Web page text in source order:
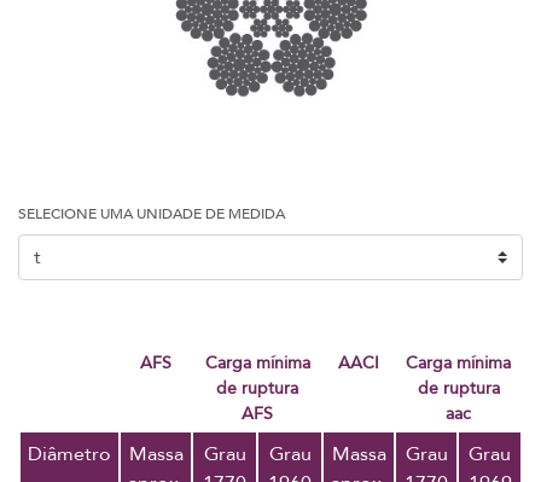
SELECIONE UMA UNIDADE DE MEDIDA
AFS
Carga mínima
de ruptura
AFS
AACI
carga mínima
de ruptura
aac
Diâmetro
Massa
Grau
Grau
Massa
Grau
Grau